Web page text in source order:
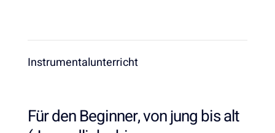
Instrumentalunterricht
Für den Beginner, von jung bis alt